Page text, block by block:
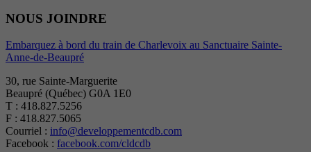
NOUS JOINDRE
Embarquez à bord du train de Charlevoix au Sanctuaire Sainte-
Anne-de-Beaupré
30, rue Sainte-Marguerite
Beaupré (Québec) G0A 1E0
T : 418.827.5256
F : 418.827.5065
Courriel : info@developpementcdb.com
Facebook : facebook.com/cldcdb